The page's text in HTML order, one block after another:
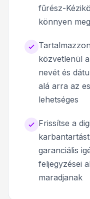
fűrész-
könnyen
közvetlenül
nevét és
alá arra az
lehetséges
Frissítse a
garanciális
feljegyzései
maradjanak